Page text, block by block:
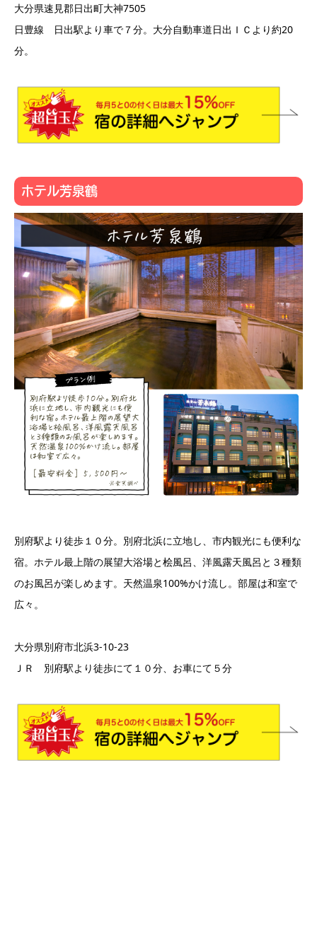
大分県速見郡日出町大神7505
日豊線 日出駅より車で７分。大分自動車道日出ＩＣより約20
分。
ホテル芳泉鶴
別府駅より徒歩１０分。別府北浜に立地し、市内観光にも便利な
宿。ホテル最上階の展望大浴場と桧風呂、洋風露天風呂と３種類
のお風呂が楽しめます。天然温泉100%かけ流し。部屋は和室で
広々。
大分県別府市北浜3-10-23
ＪＲ 別府駅より徒歩にて１０分、お車にて５分